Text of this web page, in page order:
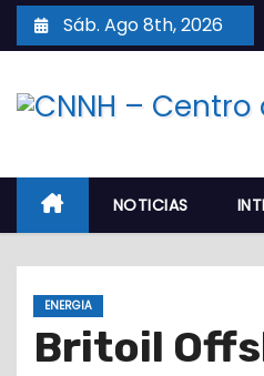
a
l
Sáb. Ago 8th, 2026
NOTICIAS
ENERGIA
Britoil